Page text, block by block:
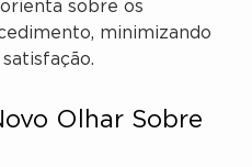
sobre os
minimizando
Olhar Sobre